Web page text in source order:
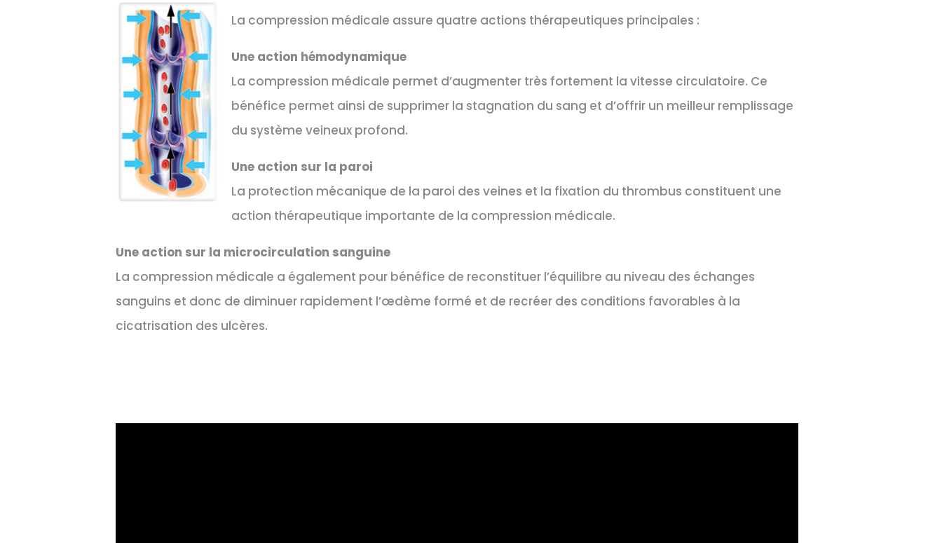
La compression médicale assure quatre actions thérapeutiques principales :
Une action hémodynamique
La compression médicale permet d’augmenter très fortement la vitesse circulatoire. Ce
bénéfice permet ainsi de supprimer la stagnation du sang et d’offrir un meilleur remplissage
du système veineux profond.
Une action sur la paroi
La protection mécanique de la paroi des veines et la fixation du thrombus constituent une
action thérapeutique importante de la compression médicale.
Une action sur la microcirculation sanguine
La compression médicale a également pour bénéfice de reconstituer l’équilibre au niveau des échanges
sanguins et donc de diminuer rapidement l’œdème formé et de recréer des conditions favorables à la
cicatrisation des ulcères.